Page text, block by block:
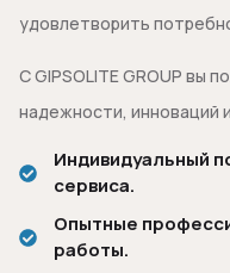
удовлетворить
С GIPSOLITE GROUP вы
надежности, инноваций
Индивидуальный
сервиса.
Опытные
работы.